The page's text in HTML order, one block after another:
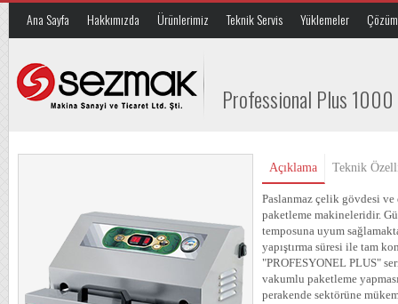
Ana Sayfa Hakkımızda Ürünlerimiz Teknik Servis Yüklemeler
Professional Plus
Açıklama Teknik
Paslanmaz çelik gövdesi
paketleme makineleridir.
temposuna uyum
yapıştırma süresi ile tam
"PROFESYONEL PLUS"
vakumlu paketleme
perakende sektörüne